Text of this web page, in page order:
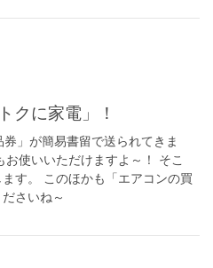
クに家電」！
」が簡易書留で送られてきま
使いいただけますよ～！ そこ
す。 このほかも「エアコンの買
さいね～